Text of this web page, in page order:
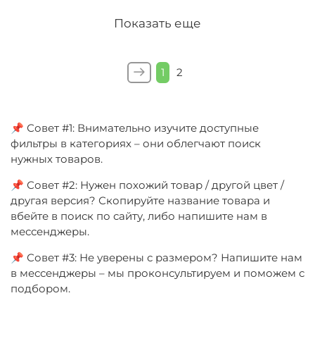
Показать еще
1 2
📌 Совет #1: Внимательно изучите доступные
фильтры в категориях – они облегчают поиск
нужных товаров.
📌 Совет #2: Нужен похожий товар / другой цвет /
другая версия? Скопируйте название товара и
вбейте в поиск по сайту, либо напишите нам в
мессенджеры.
📌 Совет #3: Не уверены с размером? Напишите нам
в мессенджеры – мы проконсультируем и поможем с
подбором.